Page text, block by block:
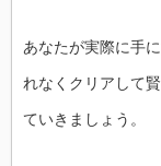
あなたが実際に手
れなくクリアして
ていきましょう。